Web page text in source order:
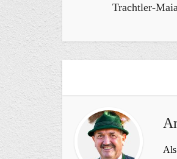
Trachtler-